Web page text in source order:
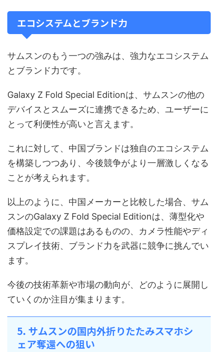
エコシステムとブランド力
サムスンのもう一つの強みは、強力なエコシステム
とブランド力です。
Galaxy Z Fold Special Editionは、サムスンの他の
デバイスとスムーズに連携できるため、ユーザーに
とって利便性が高いと言えます。
これに対して、中国ブランドは独自のエコシステム
を構築しつつあり、今後競争がより一層激しくなる
ことが考えられます。
以上のように、中国メーカーと比較した場合、サム
スンのGalaxy Z Fold Special Editionは、薄型化や
価格設定での課題はあるものの、カメラ性能やディ
スプレイ技術、ブランド力を武器に競争に挑んでい
ます。
今後の技術革新や市場の動向が、どのように展開し
ていくのか注目が集まります。
5. サムスンの国内外折りたたみスマホシ
ェア奪還への狙い